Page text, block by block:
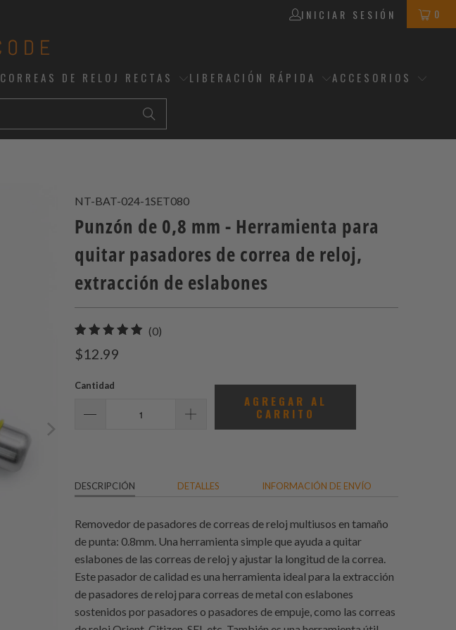
INICIAR SESIÓN 0
CORREAS DE RELOJ RECTAS LIBERACIÓN RÁPIDA ACCESORIOS
NT-BAT-024-1SET080
Punzón de 0,8 mm - Herramienta para
quitar pasadores de correa de reloj,
extracción de eslabones
(0)
$12.99
Cantidad
AGREGAR AL
CARRITO
DESCRIPCIÓN DETALLES INFORMACIÓN DE ENVÍO
Removedor de pasadores de correas de reloj multiusos en tamaño
de punta: 0.8mm. Una herramienta simple que ayuda a quitar
eslabones de las correas de reloj y ajustar la longitud de la correa.
Este pasador de calidad es una herramienta ideal para la extracción
de pasadores de reloj para correas de metal con eslabones
sostenidos por pasadores o pasadores de empuje, como las correas